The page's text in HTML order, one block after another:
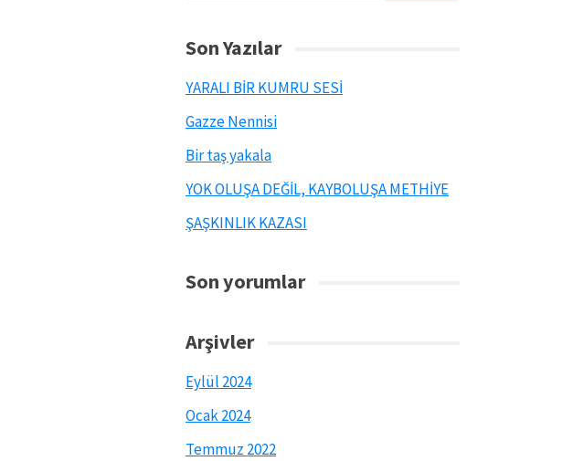
Son Yazılar
YARALI BİR KUMRU SESİ
Gazze Nennisi
Bir taş yakala
YOK OLUŞA DEĞİL, KAYBOLUŞA METHİYE
ŞAŞKINLIK KAZASI
Son yorumlar
Arşivler
Eylül 2024
Ocak 2024
Temmuz 2022